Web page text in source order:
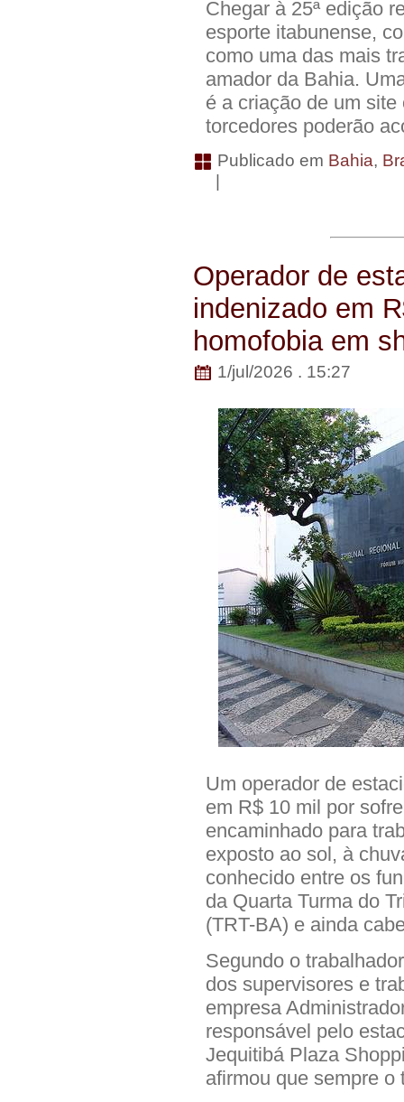
Chegar à 25ª edição
esporte itabunense,
como uma das mais
amador da Bahia.
é a criação de um
torcedores poderão
Publicado em Bahia,
|
Operador de
indenizado em
homofobia em
1/jul/2026 . 15:27
Um operador de
em R$ 10 mil por
encaminhado para
exposto ao sol, à
conhecido entre os
da Quarta Turma do
(TRT-BA) e ainda
Segundo o
dos supervisores e
empresa
responsável pelo
Jequitibá Plaza
afirmou que sempre o